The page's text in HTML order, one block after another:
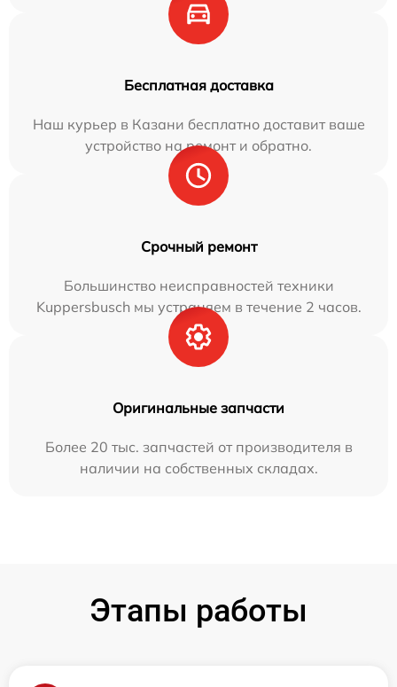
Бесплатная доставка
Наш курьер в Казани бесплатно доставит ваше
устройство на ремонт и обратно.
Срочный ремонт
Большинство неисправностей техники
Kuppersbusch мы устраняем в течение 2 часов.
Оригинальные запчасти
Более 20 тыс. запчастей от производителя в
наличии на собственных складах.
Этапы работы